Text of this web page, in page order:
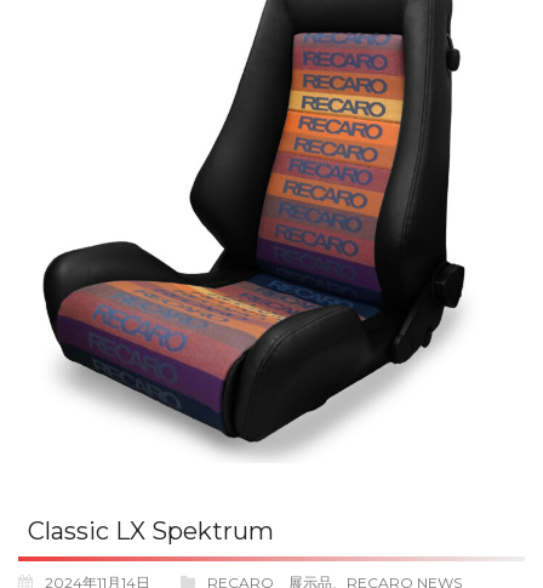
Classic LX Spektrum
2024年11月14日 RECARO 展示品 RECARO NEWS